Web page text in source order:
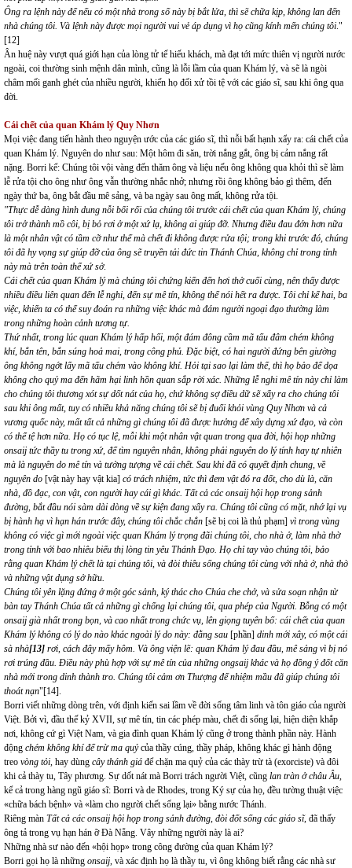
Ông ra lệnh này để nếu có một nhà trong số này bị bắt lửa, thì sẽ chữa kịp, không lan đến
nhà chúng tôi. Và lệnh này được mọi người vui vẻ áp dụng vì họ cũng kính mến chúng tôi."
[12]
Ân huệ này vượt quá giới hạn của lòng tử tế hiếu khách, mà đạt tới mức thiên vị người nước
ngoài, coi thường sinh mệnh dân mình, cũng là lỗi lầm của quan Khám lý, và sẽ là ngòi
châm mối ganh ghét của nhiều người, khiến họ đối xử tồi tệ với các giáo sĩ, sau khi ông qua
đời.
Cái chết của quan Khám lý Quy Nhơn
Mọi việc đang tiến hành theo nguyện ước của các giáo sĩ, thì nỗi bất hạnh xẩy ra: cái chết của
quan Khám lý. Nguyên do như sau: Một hôm đi săn, trời nắng gắt, ông bị cảm nắng rất
nặng. Borri kể: Chúng tôi vội vàng đến thăm ông và liệu nếu ông không qua khỏi thì sẽ làm
lễ rửa tội cho ông như ông vẫn thường nhắc nhở; nhưng rồi ông không bảo gì thêm, đến
ngày thứ ba, ông bắt đầu mê sảng, và ba ngày sau ông mất, không rửa tội.
"Thực dễ dàng hình dung nỗi bối rối của chúng tôi trước cái chết của quan Khám lý, chúng
tôi trở thành mồ côi, bị bỏ rơi ở một xứ lạ, không ai giúp đỡ. Nhưng điều đau đớn hơn nữa
là một nhân vật có tầm cỡ như thế mà chết đi không được rửa tội; trong khi trước đó, chúng
tôi đã hy vọng sự giúp đỡ của ông sẽ truyền tải đức tin Thánh Chúa, không chỉ trong tỉnh
này mà trên toàn thể xứ sở.
Cái chết của quan Khám lý mà chúng tôi chứng kiến đến hơi thở cuối cùng, nên thấy được
nhiều điều liên quan đến lễ nghi, đến sự mê tín, không thể nói hết ra được. Tôi chỉ kể hai, ba
việc, khiến ta có thể suy đoán ra những việc khác mà đám người ngoại đạo thường làm
trong những hoàn cảnh tương tự.
Thứ nhất, trong lúc quan Khám lý hấp hối, một đám đông cầm mã tấu đâm chém không
khí, bắn tên, bắn súng hoả mai, trong công phủ. Đặc biệt, có hai người đứng bên giường
ông không ngớt lấy mã tấu chém vào không khí. Hỏi tại sao lại làm thế, thì họ bảo để dọa
không cho quỷ ma đến hãm hại linh hồn quan sắp rời xác. Những lễ nghi mê tín này chỉ làm
cho chúng tôi thương xót sự dốt nát của họ, chứ không sợ điều dữ sẽ xẩy ra cho chúng tôi
sau khi ông mất, tuy có nhiều khả năng chúng tôi sẽ bị đuổi khỏi vùng Quy Nhơn và cả
vương quốc này, mất tất cả những gì chúng tôi đã được hưởng để xây dựng xứ đạo, và còn
có thể tệ hơn nữa. Họ có tục lệ, mỗi khi một nhân vật quan trong qua đời, hội họp những
onsaij tức thầy tu trong xứ, để tìm nguyên nhân, không phải nguyên do lý tính hay tự nhiên
mà là nguyên do mê tín và tưởng tượng về cái chết. Sau khi đã có quyết định chung, về
nguyên do [vật này hay vật kia] có trách nhiệm, tức thì đem vật đó ra đốt, cho dù là, căn
nhà, đồ đạc, con vật, con người hay cái gì khác. Tất cả các onsaij hội họp trong sảnh
đường, bắt đầu nói sàm dài dòng về sự kiện đang xẩy ra. Chúng tôi cũng có mặt, nhớ lại vụ
bị hành hạ vì hạn hán trước đây, chúng tôi chắc chắn [sẽ bị coi là thủ phạm] vì trong vùng
không có việc gì mới ngoài việc quan Khám lý trọng đãi chúng tôi, cho nhà ở, làm nhà thờ
trong tỉnh với bao nhiêu biểu thị lòng tin yêu Thánh Đạo. Họ chỉ tay vào chúng tôi, bảo
rằng quan Khám lý chết là tại chúng tôi, và đòi thiêu sống chúng tôi cùng với nhà ở, nhà thờ
và những vật dụng sở hữu.
Chúng tôi yên lặng đứng ở một góc sảnh, ký thác cho Chúa che chở, và sửa soạn nhận từ
bàn tay Thánh Chúa tất cả những gì chống lại chúng tôi, qua phép của Người. Bỗng có một
onsaij già nhất trong bọn, và cao nhất trong chức vụ, lên giọng tuyên bố: cái chết của quan
Khám lý không có lý do nào khác ngoài lý do này: đằng sau [phần] dinh mới xây, có một cái
sà nhà[13] rơi, cách đây mấy hôm. Và ông viện lẽ: quan Khám lý đau đầu, mê sảng vì bị nó
rơi trúng đầu. Điều này phù hợp với sự mê tín của những ongsaij khác và họ đồng ý đốt căn
nhà mới trong dinh thành tro. Chúng tôi cảm ơn Thượng đế nhiệm mầu đã giúp chúng tôi
thoát nạn"[14].
Borri viết những dòng trên, với định kiến sai lầm về đời sống tâm linh và tôn giáo của người
Việt. Bởi vì, đầu thế kỷ XVII, sự mê tín, tin các phép màu, chết đi sống lại, hiện diện khắp
nơi, không cứ gì Việt Nam, và gia đình quan Khám lý cũng ở trong thành phần này. Hành
động chém không khí để trừ ma quỷcủa thầy cúng, thầy pháp, không khác gì hành động
treo vòng tỏi, hay dùng cây thánh giá để chặn ma quỷ của các thày trừ tà (exorciste) và đôi
khi cả thày tu, Tây phương. Sự dốt nát mà Borri trách người Việt, cũng lan tràn ở châu Âu,
kể cả trong hàng ngũ giáo sĩ: Borri và de Rhodes, trong Ký sự của họ, đều tường thuật việc
«chữa bách bệnh» và «làm cho người chết sống lại» bằng nước Thánh.
Riêng màn Tất cả các onsaij hội họp trong sảnh đường, đòi đốt sống các giáo sĩ, đã thấy
ông tả trong vụ hạn hán ỡ Đà Nẵng. Vây những người này là ai?
Những nhà sư nào đến «hội họp» trong công đường của quan Khám lý?
Borri gọi họ là những onsaij, và xác định họ là thầy tu, vì ông không biết rằng các nhà sư